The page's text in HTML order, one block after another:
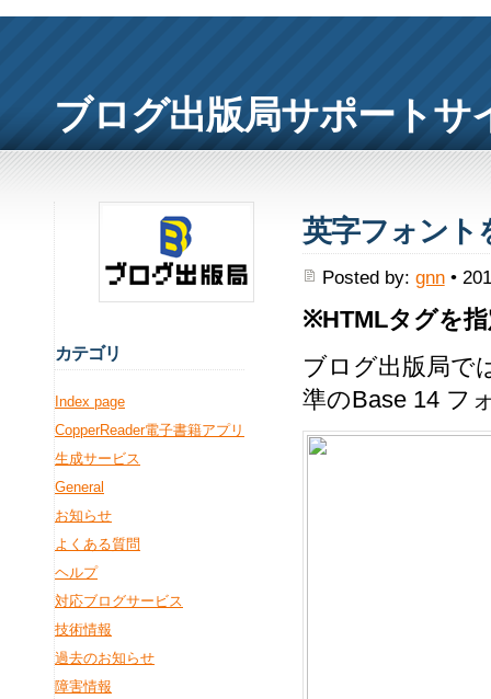
ブログ出版局サポートサ
英字フォント
Posted by: gnn•
※HTMLタグを
ブログ出版局で
準のBase 14 フ
カテゴリ
Index page
CopperReader電子書籍アプリ
生成サービス
General
お知らせ
よくある質問
ヘルプ
対応ブログサービス
技術情報
過去のお知らせ
障害情報